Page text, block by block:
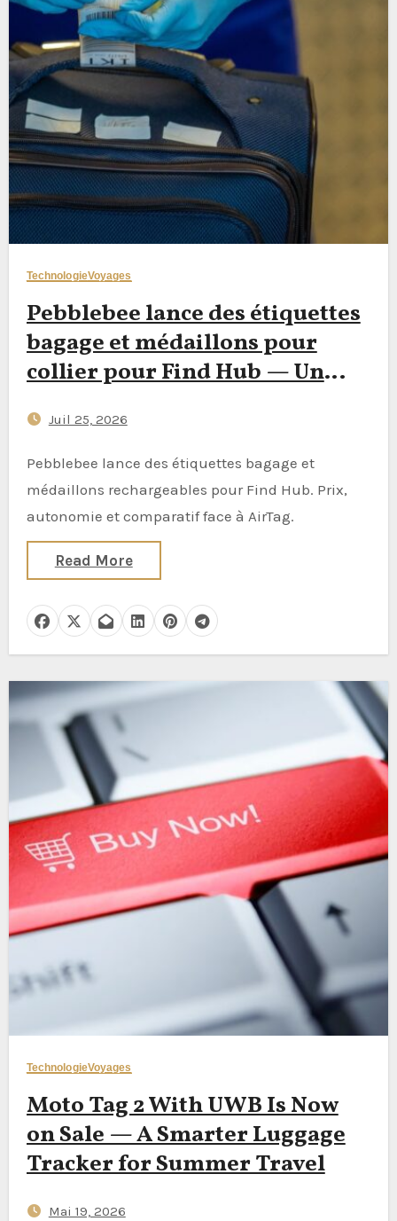
TechnologieVoyages
Pebblebee lance des étiquettes
bagage et médaillons pour
collier pour Find Hub — Un
2026
Juil 25, 2026
Pebblebee lance des étiquettes bagage et
médaillons rechargeables pour Find Hub. Prix,
autonomie et comparatif face à AirTag.
Read More
TechnologieVoyages
Moto Tag 2 With UWB Is Now
on Sale — A Smarter Luggage
Tracker for Summer Travel
Mai 19, 2026